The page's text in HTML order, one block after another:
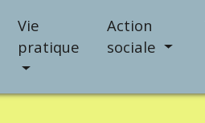
Vie
pratique
Action
sociale